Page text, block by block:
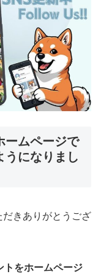
ームページで
うになりまし
だきありがとうござ
トをホームページ